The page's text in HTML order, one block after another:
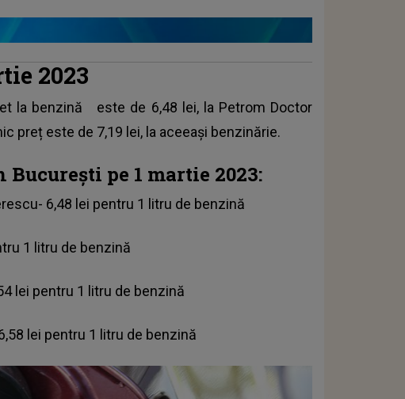
2023
la benzină este de 6,48 lei, la Petrom Doctor
preț este de 7,19 lei, la aceeași benzinărie.
pe 1 martie 2023:
6,48 lei pentru 1 litru de benzină
1 litru de benzină
lei pentru 1 litru de benzină
lei pentru 1 litru de benzină